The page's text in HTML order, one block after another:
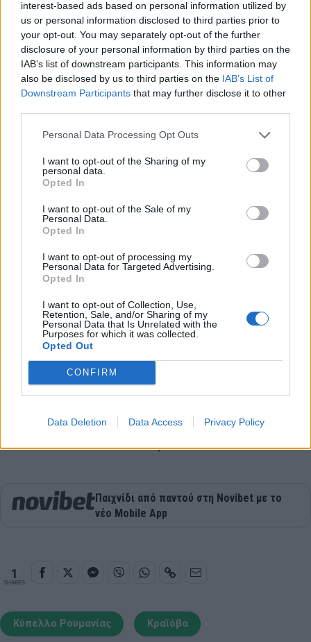
interest-based ads based on personal information utilized by
us or personal information disclosed to third parties prior to
your opt-out. You may separately opt-out of the further
disclosure of your personal information by third parties on the
IAB’s list of downstream participants. This information may
also be disclosed by us to third parties on the IAB’s List of
Downstream Participants that may further disclose it to other
Personal Data Processing Opt Outs
I want to opt-out of the Sharing of my
personal data.
Opted In
I want to opt-out of the Sale of my
Personal Data.
Opted In
I want to opt-out of processing my
Personal Data for Targeted Advertising.
Opted In
I want to opt-out of Collection, Use,
Retention, Sale, and/or Sharing of my
Personal Data that Is Unrelated with the
Purposes for which it was collected.
Opted Out
CONFIRM
Data Deletion Data Access Privacy Policy
Photo 2/2
στον τελικό στην Κραϊόβα του Κακιούζη
READ MORE
Αρμάνι Μιλάνο-Σάσαρι 88-68: Πήρε με άνεση
το εισιτήριο για το Final Eight
«θρίλερ» και την πρόκριση στα ημιτελικά του
Κυπέλλου Ισπανίας
Παιχνίδι από παντού στη Novibet με το
νέο Mobile App
1
SHARES
Κύπελλο Ρουμανίας Κραϊόβα